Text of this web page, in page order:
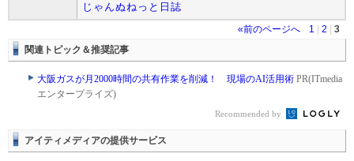
じゃんぬねっと日誌
«前のページへ 1 2
3
関連トピック＆推奨記事
大阪ガスが月2000時間の共有作業を削減！ 現場のAI活用術 PR(ITmedia
エンタープライズ)
Recommended by
アイティメディアの提供サービス